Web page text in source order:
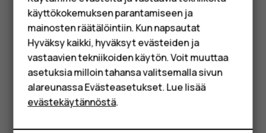
Lisävarusteet
HMD Terra M
Yrityksille
Tabletit
Shop
Napauta kohtaasend.
Oliko tästä apua?
Kyllä Ei
käyttökokemuksen parantamiseen ja
mainosten räätälöintiin. Kun napsautat
Hyväksy kaikki, hyväksyt evästeiden ja
vastaavien tekniikoiden käytön. Voit muuttaa
asetuksia milloin tahansa valitsemalla sivun
alareunassa Evästeasetukset. Lue lisää
evästekäytännöstä.